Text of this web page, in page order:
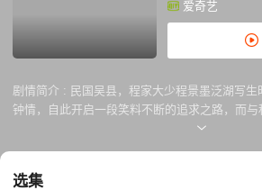
爱奇艺
剧情简介 : 民国吴县，程家大少程景墨泛湖写
钟情，自此开启一段笑料不断的追求之路，而与
他最大的情敌。嬉笑怒骂间，程景墨、阮秋水擦
挽回订单。然外忧刚平，内患又起，程景墨被
选集